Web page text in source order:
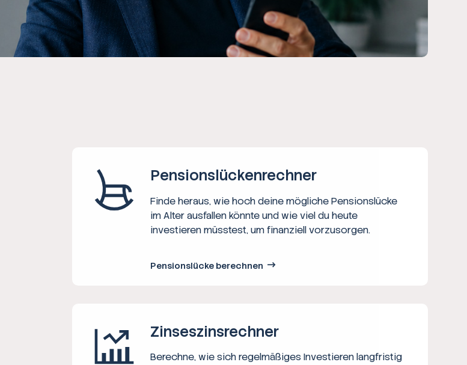
Ratgeber
Steuern
Pensions­lücken­rechner
Finde heraus, wie hoch deine mögliche Pensionslücke
im Alter ausfallen könnte und wie viel du heute
investieren müsstest, um finanziell vorzusorgen.
Pensionslücke berechnen
Zinseszins­rechner
Berechne, wie sich regelmäßiges Investieren langfristig